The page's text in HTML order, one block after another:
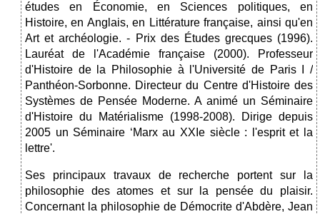
études en Économie, en Sciences politiques, en
Histoire, en Anglais, en Littérature française, ainsi qu'en
Art et archéologie. - Prix des Études grecques (1996).
Lauréat de l'Académie française (2000). Professeur
d'Histoire de la Philosophie à l'Université de Paris I /
Panthéon-Sorbonne. Directeur du Centre d'Histoire des
Systèmes de Pensée Moderne. A animé un Séminaire
d'Histoire du Matérialisme (1998-2008). Dirige depuis
2005 un Séminaire ‘Marx au XXIe siècle : l'esprit et la
lettre'.
Ses principaux travaux de recherche portent sur la
philosophie des atomes et sur la pensée du plaisir.
Concernant la philosophie de Démocrite d'Abdère, Jean